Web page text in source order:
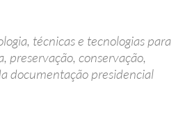
técnicas e tecnologias para
preservação, conservação,
documentação presidencial